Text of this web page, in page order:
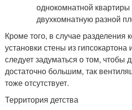
Кроме того, в случае разделения
установки стены из гипсокартона
следует задуматься о том,
достаточно большим, так
тоже отсутствует.
Территория детства